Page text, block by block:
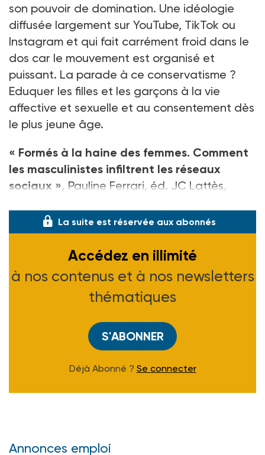
son pouvoir de domination. Une idéologie
diffusée largement sur YouTube, TikTok ou
Instagram et qui fait carrément froid dans le
dos car le mouvement est organisé et
puissant. La parade à ce conservatisme ?
Eduquer les filles et les garçons à la vie
affective et sexuelle et au consentement dès
le plus jeune âge.
« Formés à la haine des femmes. Comment
les masculinistes infiltrent les réseaux
sociaux », Pauline Ferrari, éd. JC Lattès,
La suite est réservée aux abonnés
Accédez en illimité
à nos contenus et à nos newsletters
thématiques
S'ABONNER
Déjà Abonné ? Se connecter
Annonces emploi